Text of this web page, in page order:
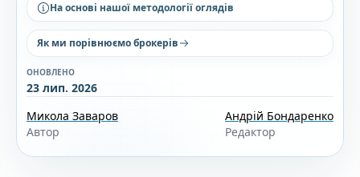
На основі нашої методології оглядів
Як ми порівнюємо брокерів
ОНОВЛЕНО
23 лип. 2026
Микола Заваров
Автор
Андрій Бондаренко
Редактор